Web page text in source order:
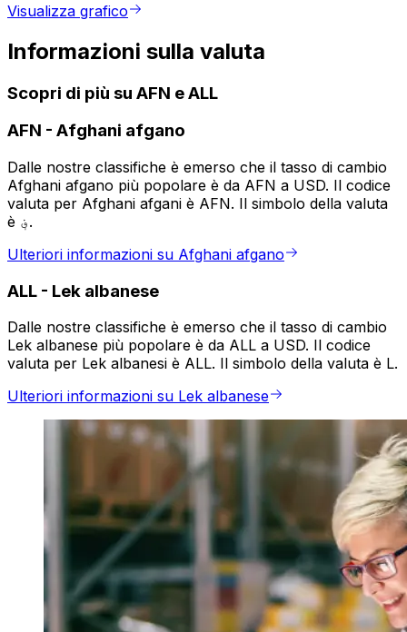
Visualizza grafico
Informazioni sulla valuta
Scopri di più su AFN e ALL
AFN - Afghani afgano
Dalle nostre classifiche è emerso che il tasso di cambio
Afghani afgano più popolare è da AFN a USD. Il codice
valuta per Afghani afgani è AFN. Il simbolo della valuta
è ؋.
Ulteriori informazioni su Afghani afgano
ALL - Lek albanese
Dalle nostre classifiche è emerso che il tasso di cambio
Lek albanese più popolare è da ALL a USD. Il codice
valuta per Lek albanesi è ALL. Il simbolo della valuta è L.
Ulteriori informazioni su Lek albanese